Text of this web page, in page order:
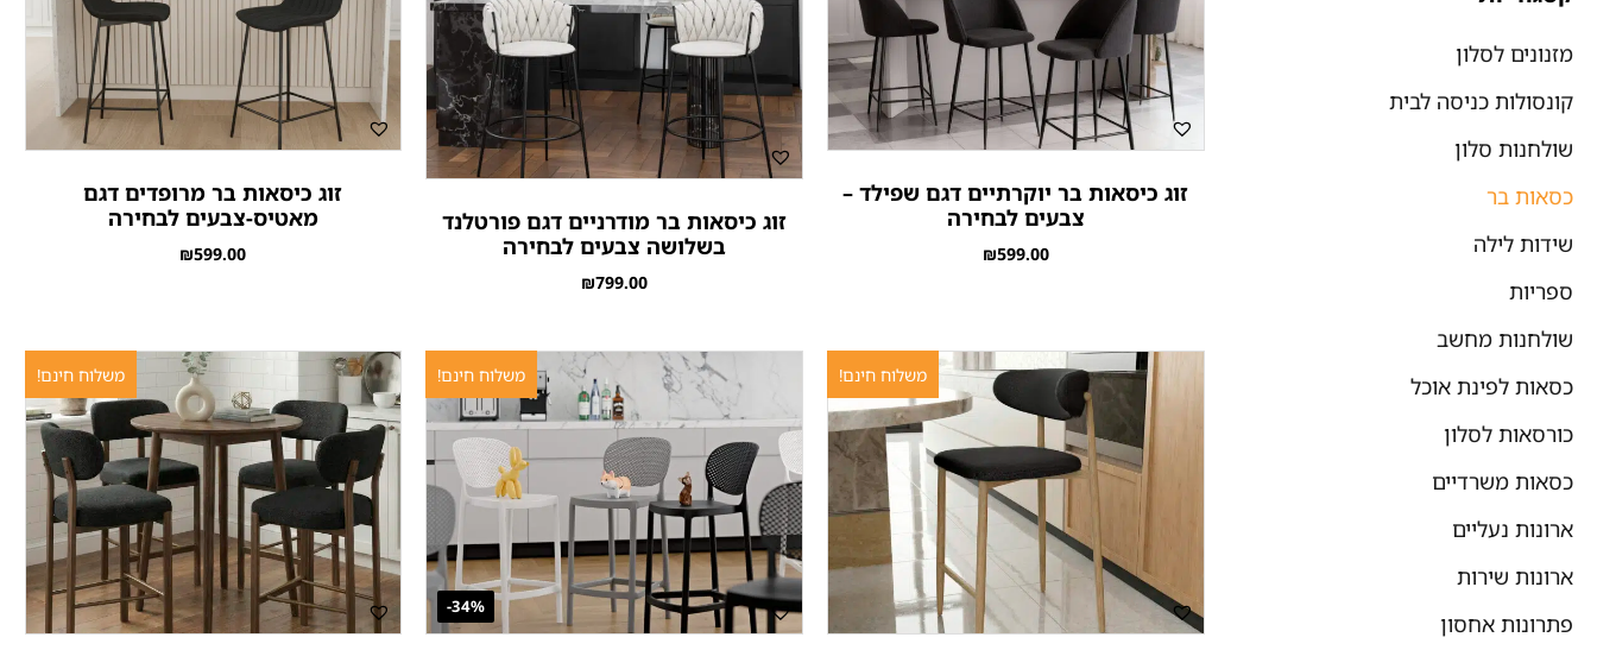
מזנונים לסלון
קונסולות כניסה לבית
שולחנות סלון
כסאות בר
שידות לילה
ספריות
שולחנות מחשב
כסאות לפינת אוכל
כורסאות לסלון
כסאות משרדיים
ארונות נעליים
ארונות שירות
פתרונות אחסון
זוג כיסאות בר יוקרתיים דגם שפילד –
צבעים לבחירה
₪599.00
זוג כיסאות בר מודרניים דגם פורטלנד
בשלושה צבעים לבחירה
₪799.00
זוג כיסאות בר מרופדים דגם
מאטיס-צבעים לבחירה
₪599.00
משלוח חינם! משלוח חינם!
34%-
משלוח חינם!